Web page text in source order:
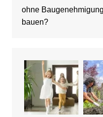
ohne
bauen?